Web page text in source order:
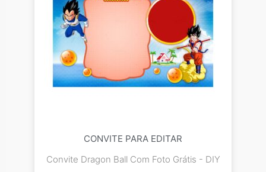
CONVITE PARA EDITAR
Convite Dragon Ball Com Foto Grátis - DIY